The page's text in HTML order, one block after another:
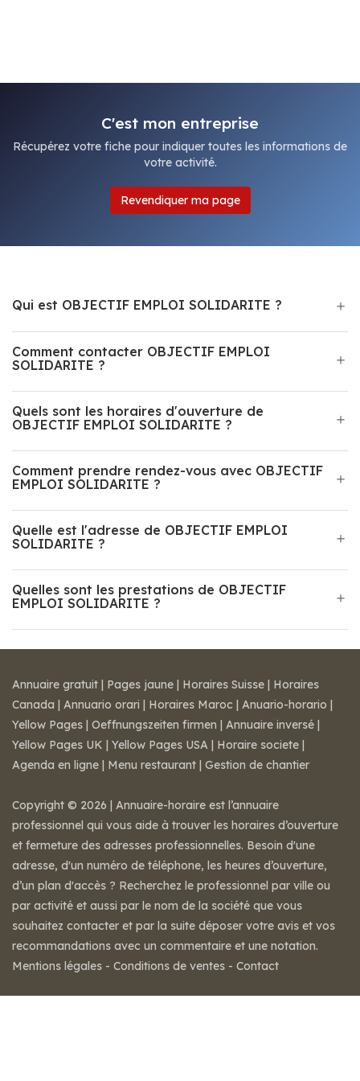
C'est mon entreprise
Récupérez votre fiche pour indiquer toutes les informations de
votre activité.
Revendiquer ma page
Qui est OBJECTIF EMPLOI SOLIDARITE ?
Comment contacter OBJECTIF EMPLOI
SOLIDARITE ?
Quels sont les horaires d'ouverture de
OBJECTIF EMPLOI SOLIDARITE ?
Comment prendre rendez-vous avec OBJECTIF
EMPLOI SOLIDARITE ?
Quelle est l'adresse de OBJECTIF EMPLOI
SOLIDARITE ?
Quelles sont les prestations de OBJECTIF
EMPLOI SOLIDARITE ?
Annuaire gratuit | Pages jaune | Horaires Suisse | Horaires
Canada | Annuario orari | Horaires Maroc | Anuario-horario |
Yellow Pages | Oeffnungszeiten firmen | Annuaire inversé |
Yellow Pages UK | Yellow Pages USA | Horaire societe |
Agenda en ligne | Menu restaurant | Gestion de chantier
Copyright © 2026 | Annuaire-horaire est l’annuaire
professionnel qui vous aide à trouver les horaires d’ouverture
et fermeture des adresses professionnelles. Besoin d'une
adresse, d'un numéro de téléphone, les heures d’ouverture,
d’un plan d'accès ? Recherchez le professionnel par ville ou
par activité et aussi par le nom de la société que vous
souhaitez contacter et par la suite déposer votre avis et vos
recommandations avec un commentaire et une notation.
Mentions légales - Conditions de ventes - Contact